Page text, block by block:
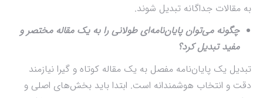
به مقالات جداگانه تبدیل شوند.
چگونه می‌توان پایان‌نامه‌ای طولانی را به یک مقاله مختصر و
مفید تبدیل کرد؟
تبدیل یک پایان‌نامه مفصل به یک مقاله کوتاه و گیرا نیازمند
دقت و انتخاب هوشمندانه است. ابتدا باید بخش‌های اصلی و